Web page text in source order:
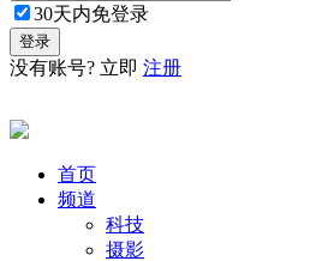
30天内免登录
没有账号? 立即 注册
首页
频道
科技
摄影